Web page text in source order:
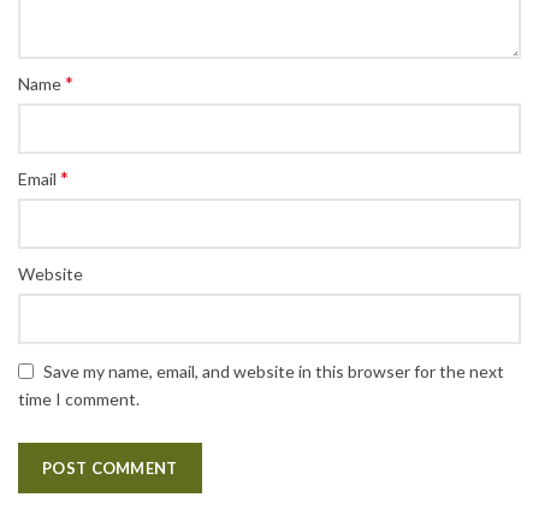
Name*
Email *
Website
Save my name, email, and website in this browser for the next
time I comment.